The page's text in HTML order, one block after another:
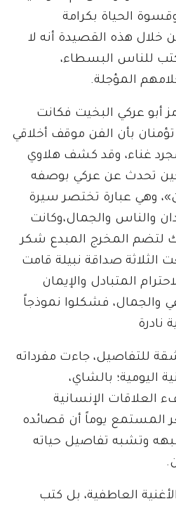
الحياة بكرامة
خلال هذه القصيدة أنه لا
للناس البسطاء،
المؤجلة.
أبو عركي البخيت فكانت
بأن الفن موقف أخلاقي
غناء، وقد كشف هلاوي
تحدث عن عركي بوصفه
وهي عبارة تختصر سيرة
والناس والجمال،وكانت
لتضم المخرج المبدع شكر
الثلاثة صداقة نبيلة قامت
المتبادل والإيمان
والجمال، فشكلوا نموذجاً
نادرة
للتفاصيل، جاءت مفرداته
اليومية؛ بالشاي،
العلاقات الإنسانية
المستمع يوماً أن قصائده
وتشبه تفاصيل حياته
العاطفية، بل كتب